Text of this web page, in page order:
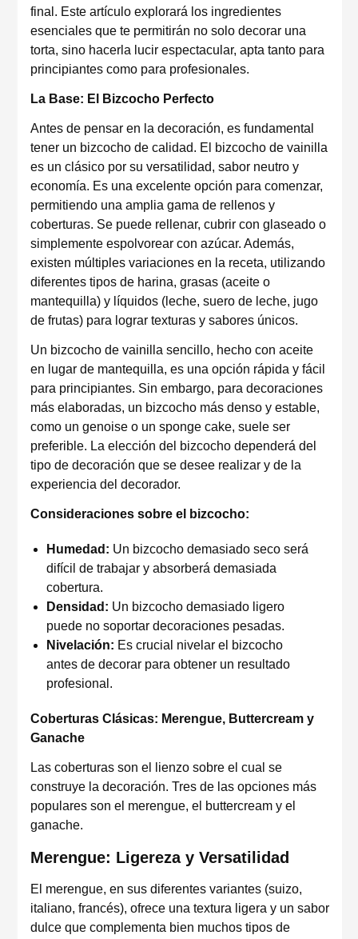
final. Este artículo explorará los ingredientes
esenciales que te permitirán no solo decorar una
torta, sino hacerla lucir espectacular, apta tanto para
principiantes como para profesionales.
La Base: El Bizcocho Perfecto
Antes de pensar en la decoración, es fundamental
tener un bizcocho de calidad. El bizcocho de vainilla
es un clásico por su versatilidad, sabor neutro y
economía. Es una excelente opción para comenzar,
permitiendo una amplia gama de rellenos y
coberturas. Se puede rellenar, cubrir con glaseado o
simplemente espolvorear con azúcar. Además,
existen múltiples variaciones en la receta, utilizando
diferentes tipos de harina, grasas (aceite o
mantequilla) y líquidos (leche, suero de leche, jugo
de frutas) para lograr texturas y sabores únicos.
Un bizcocho de vainilla sencillo, hecho con aceite
en lugar de mantequilla, es una opción rápida y fácil
para principiantes. Sin embargo, para decoraciones
más elaboradas, un bizcocho más denso y estable,
como un genoise o un sponge cake, suele ser
preferible. La elección del bizcocho dependerá del
tipo de decoración que se desee realizar y de la
experiencia del decorador.
Consideraciones sobre el bizcocho:
Humedad: Un bizcocho demasiado seco será
difícil de trabajar y absorberá demasiada
cobertura.
Densidad: Un bizcocho demasiado ligero
puede no soportar decoraciones pesadas.
Nivelación: Es crucial nivelar el bizcocho
antes de decorar para obtener un resultado
profesional.
Coberturas Clásicas: Merengue, Buttercream y
Ganache
Las coberturas son el lienzo sobre el cual se
construye la decoración. Tres de las opciones más
populares son el merengue, el buttercream y el
ganache.
Merengue: Ligereza y Versatilidad
El merengue, en sus diferentes variantes (suizo,
italiano, francés), ofrece una textura ligera y un sabor
dulce que complementa bien muchos tipos de